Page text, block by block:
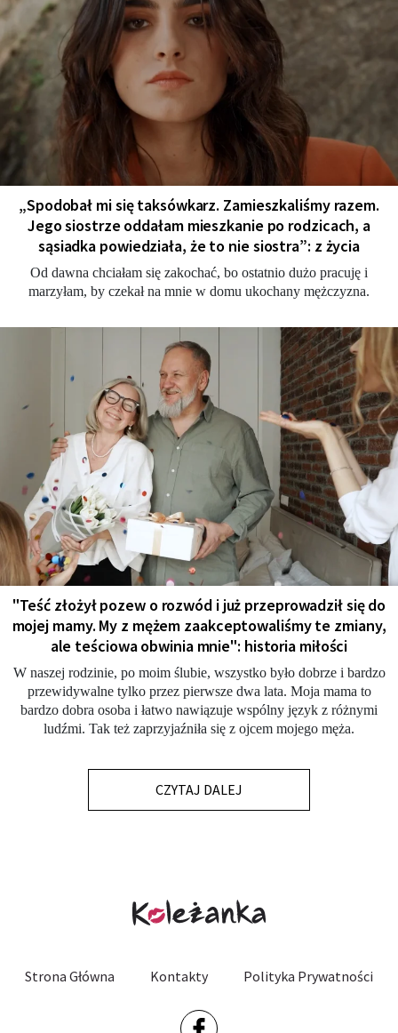
„Spodobał mi się taksówkarz. Zamieszkaliśmy razem.
Jego siostrze oddałam mieszkanie po rodzicach, a
sąsiadka powiedziała, że to nie siostra”: z życia
Od dawna chciałam się zakochać, bo ostatnio dużo pracuję i
marzyłam, by czekał na mnie w domu ukochany mężczyzna.
"Teść złożył pozew o rozwód i już przeprowadził się do
mojej mamy. My z mężem zaakceptowaliśmy te zmiany,
ale teściowa obwinia mnie": historia miłości
W naszej rodzinie, po moim ślubie, wszystko było dobrze i bardzo
przewidywalne tylko przez pierwsze dwa lata. Moja mama to
bardzo dobra osoba i łatwo nawiązuje wspólny język z różnymi
ludźmi. Tak też zaprzyjaźniła się z ojcem mojego męża.
CZYTAJ DALEJ
Strona Główna Kontakty Polityka Prywatności